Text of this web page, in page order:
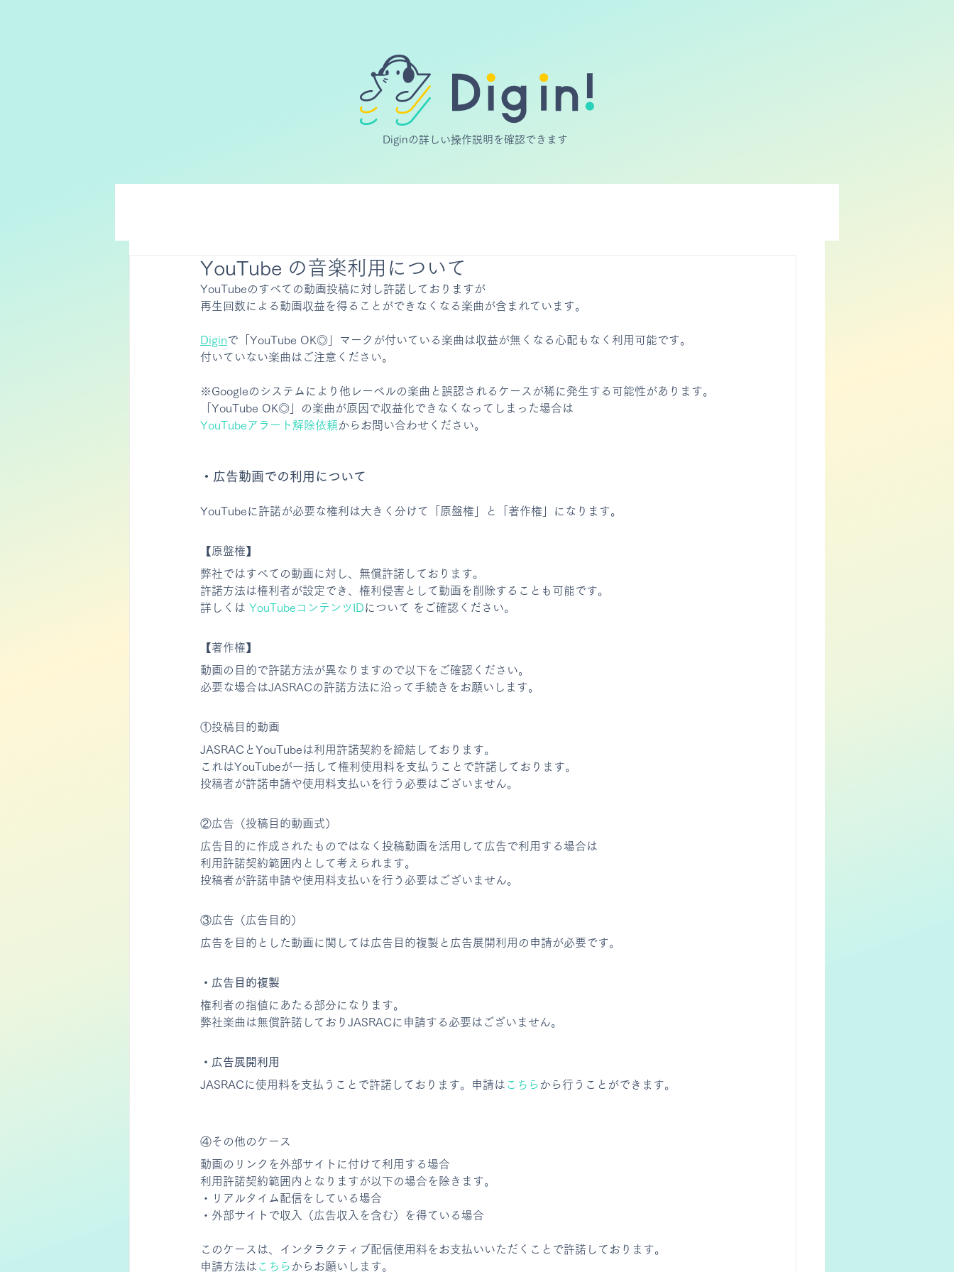
Diginの詳しい操作説明を確認できます
YouTube の音楽利用について
YouTubeのすべての動画投稿に対し許諾しておりますが
再生回数による動画収益を得ることができなくなる楽曲が含まれています。
Diginで「YouTube OK◎」マークが付いている楽曲は収益が無くなる心配もなく利用可能です。
付いていない楽曲はご注意ください。
※Googleのシステムにより他レーベルの楽曲と誤認されるケースが稀に発生する可能性があります。
「YouTube OK◎」の楽曲が原因で収益化できなくなってしまった場合は
YouTubeアラート解除依頼からお問い合わせください。
・広告動画での利用について
YouTubeに許諾が必要な権利は大きく分けて「原盤権」と「著作権」になります。
【原盤権】
弊社ではすべての動画に対し、無償許諾しております。
許諾方法は権利者が設定でき、権利侵害として動画を削除することも可能です。
詳しくは YouTubeコンテンツIDについて をご確認ください。
【著作権】
動画の目的で許諾方法が異なりますので以下をご確認ください。
必要な場合はJASRACの許諾方法に沿って手続きをお願いします。
①投稿目的動画
JASRACとYouTubeは利用許諾契約を締結しております。
これはYouTubeが一括して権利使用料を支払うことで許諾しております。
投稿者が許諾申請や使用料支払いを行う必要はございません。
②広告（投稿目的動画式）
広告目的に作成されたものではなく投稿動画を活用して広告で利用する場合は
利用許諾契約範囲内として考えられます。
投稿者が許諾申請や使用料支払いを行う必要はございません。
③広告（広告目的）
広告を目的とした動画に関しては広告目的複製と広告展開利用の申請が必要です。
・広告目的複製
権利者の指値にあたる部分になります。
弊社楽曲は無償許諾しておりJASRACに申請する必要はございません。
・広告展開利用
JASRACに使用料を支払うことで許諾しております。申請は こちら から行うことができます。
④その他のケース
動画のリンクを外部サイトに付けて利用する場合
利用許諾契約範囲内となりますが以下の場合を除きます。
・リアルタイム配信をしている場合
・外部サイトで収入（広告収入を含む）を得ている場合
このケースは、インタラクティブ配信使用料をお支払いいただくことで許諾しております。
申請方法は こちら からお願いします。